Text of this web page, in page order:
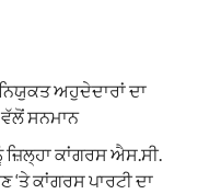
ਅਹੁਦੇਦਾਰਾਂ ਦਾ
ਸਨਮਾਨ
ਕਾਂਗਰਸ ਐਸ.ਸੀ.
ਕਾਂਗਰਸ ਪਾਰਟੀ ਦਾ